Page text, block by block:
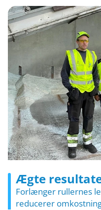
Ægte
Forlænger rullernes
reducerer